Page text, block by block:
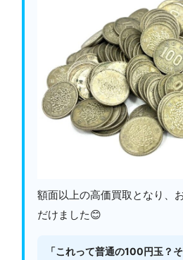
額面以上の高価買取となり、
だけました😊
「これって普通の100円玉？